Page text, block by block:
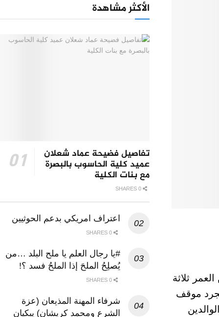
ثلاثة
موقف
الأكثر مشاهدة
تفاصيل فضيحة عماد شعلان
عميد كلية الحاسوب بالبصرة
مع بنات الكلية
اعتراف امريكي بدعم الحوثيين
#يا رجال العلم يا ملح البلد …من
يُصلِحُ الملحَ إذا الملحُ فسد ؟!
شرفاء المهنة المذيعان (عزة
الشرع ومحمد كريشان) يبكيان